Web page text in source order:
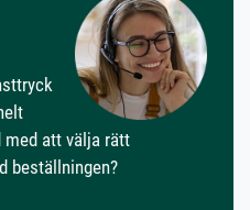
med att välja rätt
beställningen?